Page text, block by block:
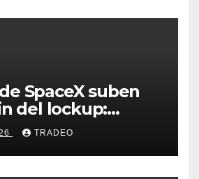
SpaceX suben
del lockup:
podrían llegar
TRADEO